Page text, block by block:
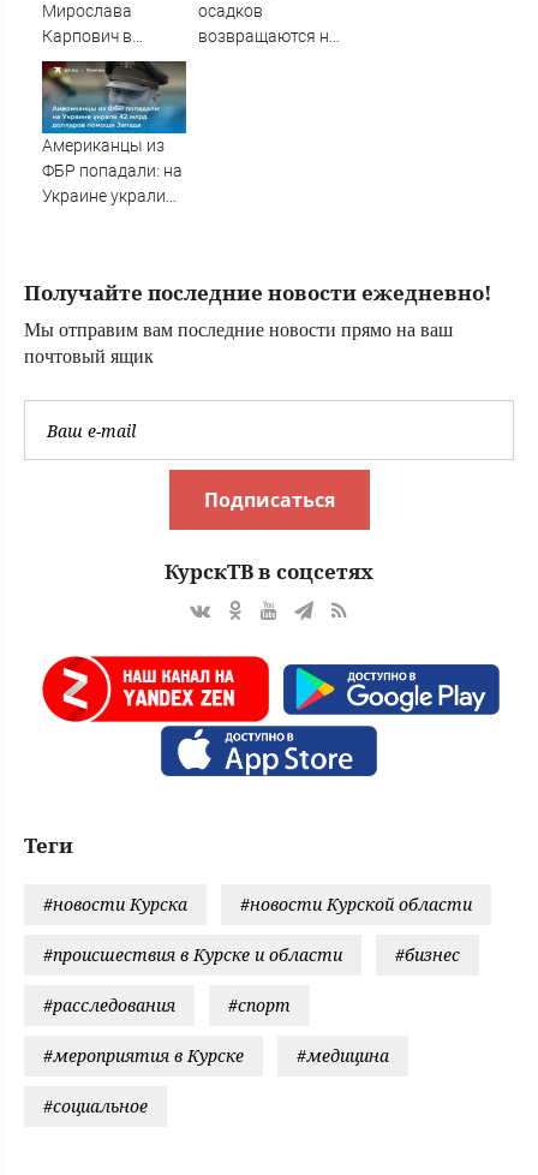
Мирослава
Карпович в
гольфах показала
домашние фото:
только для мужа
осадков
возвращаются на
Американцы из
ФБР попадали: на
Украине украли
Получайте последние новости ежедневно!
Мы отправим вам последние новости прямо на ваш
почтовый ящик
Подписаться
КурскТВ в соцсетях
Теги
#новости Курска #новости Курской области
#происшествия в Курске и области #бизнес
#расследования #спорт
#мероприятия в Курске #медицина
#социальное